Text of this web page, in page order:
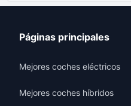
Páginas principales
Mejores coches eléctricos
Mejores coches híbridos